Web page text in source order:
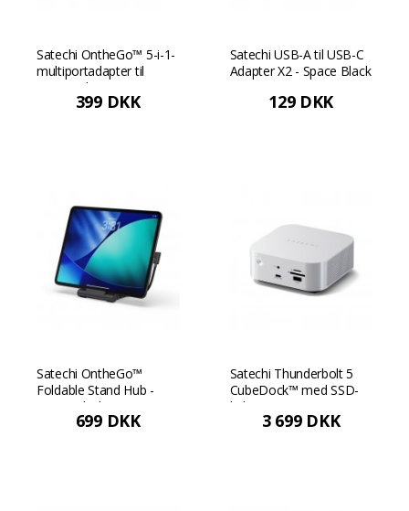
Satechi OntheGo™ 5-i-1-
multiportadapter til
MacBook Neo - Citrus
399 DKK
Satechi USB-A til USB-C
Adapter X2 - Space Black
129 DKK
Satechi OntheGo™
Foldable Stand Hub -
Space Black
699 DKK
Satechi Thunderbolt 5
CubeDock™ med SSD-
kabinet
3 699 DKK